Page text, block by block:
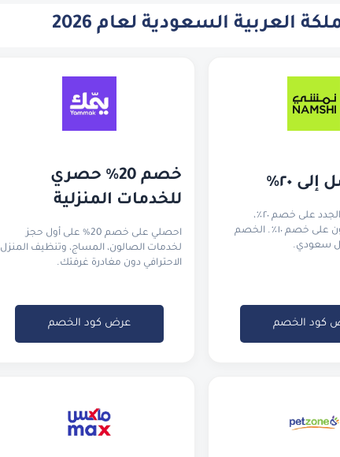
العربية السعودية لعام 2026
٢٠٪
يحصل العملاء الجدد على خصم ٢٠٪،
والعملاء الحاليون على خصم ١٠٪. الخصم
كود الخصم
للخدمات المنزلية
احصلي على خصم 20% على أول حجز
لخدمات الصالون، المساج، وتنظيف المنزل
الاحترافي دون مغادرة غرفتك.
عرض كود الخصم